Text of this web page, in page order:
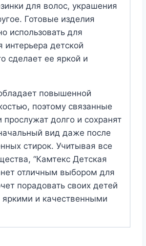
для волос, украшения
Готовые изделия
использовать для
интерьера детской
сделает ее яркой и
повышенной
поэтому связанные
прослужат долго и сохранят
вид даже после
стирок. Учитывая все
“Камтекс Детская
отличным выбором для
порадовать своих детей
и качественными